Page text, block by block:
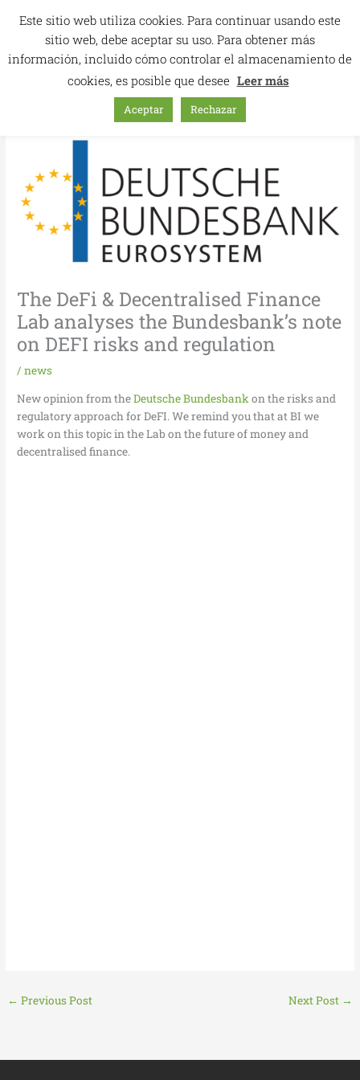
The DeFi & Decentralised Finance
Lab analyses the Bundesbank’s note
on DEFI risks and regulation
/news
New opinion from theDeutsche Bundesbankon the risks and
regulatory approach for DeFI. We remind you that at BI we
work on this topic in the Lab on the future of money and
decentralised finance.
← Previous Post Next Post →
Este sitio web utiliza cookies. Para continuar usando este
sitio web, debe aceptar su uso. Para obtener más
información, incluido cómo controlar el almacenamiento de
cookies, es posible que desee Leer más
Aceptar Rechazar